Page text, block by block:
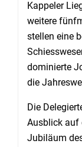
Kappeler
weitere
stellen eine
dominierte
die
Die
Ausblick auf
Jubiläum